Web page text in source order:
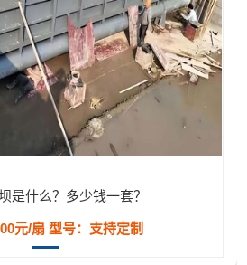
是什么？多少钱一套？
元/扇 型号：支持定制